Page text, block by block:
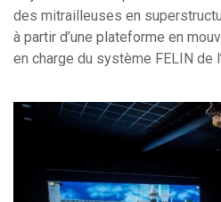
des mitrailleuses en
à partir d’une plateforme en
en charge du système FELIN de